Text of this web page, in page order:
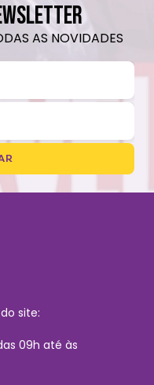
AS NOVIDADES
site:
09h até às